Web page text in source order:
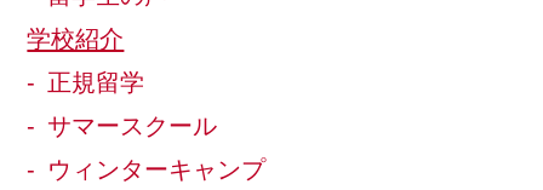
学校紹介
正規留学
サマースクール
ウィンターキャンプ